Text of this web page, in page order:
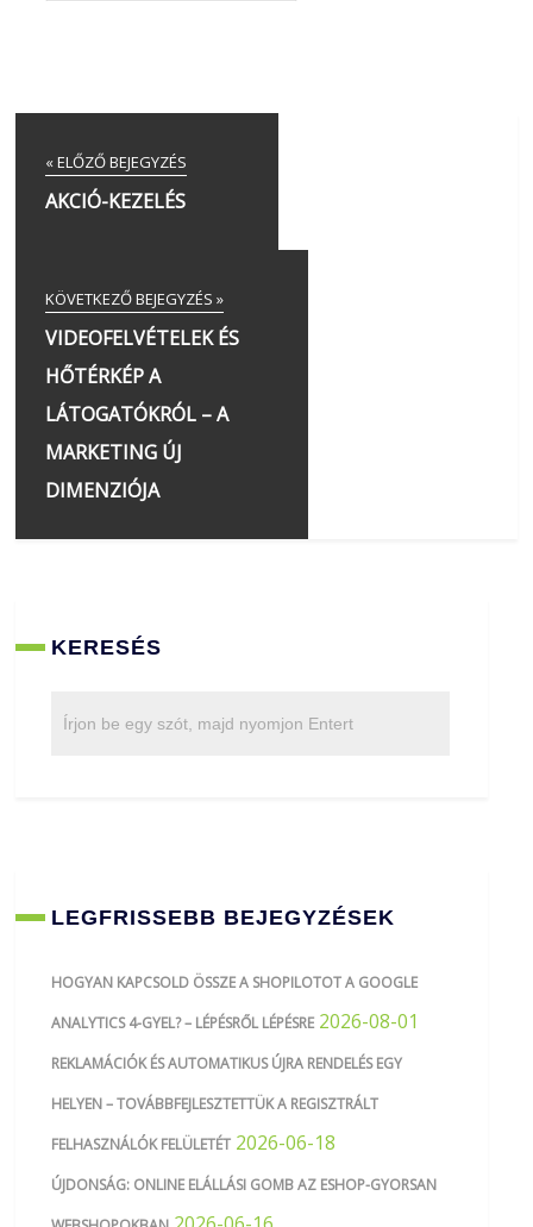
« ELŐZŐ BEJEGYZÉS
AKCIÓ-KEZELÉS
KÖVETKEZŐ BEJEGYZÉS »
VIDEOFELVÉTELEK ÉS
HŐTÉRKÉP A
LÁTOGATÓKRÓL – A
MARKETING ÚJ
DIMENZIÓJA
KERESÉS
LEGFRISSEBB BEJEGYZÉSEK
HOGYAN KAPCSOLD ÖSSZE A SHOPILOTOT A GOOGLE
ANALYTICS 4-GYEL? – LÉPÉSRŐL LÉPÉSRE 2026-08-01
REKLAMÁCIÓK ÉS AUTOMATIKUS ÚJRA RENDELÉS EGY
HELYEN – TOVÁBBFEJLESZTETTÜK A REGISZTRÁLT
FELHASZNÁLÓK FELÜLETÉT 2026-06-18
ÚJDONSÁG: ONLINE ELÁLLÁSI GOMB AZ ESHOP-GYORSAN